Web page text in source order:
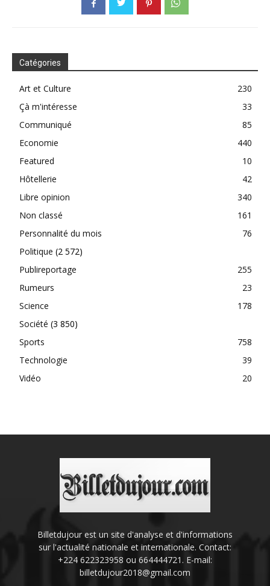
Catégories
Art et Culture
230
Çà m'intéresse
33
Communiqué
85
Economie
440
Featured
10
Hôtellerie
42
Libre opinion
340
Non classé
161
Personnalité du mois
76
Politique (2 572)
Publireportage
255
Rumeurs
23
Science
178
Société (3 850)
Sports
758
Technologie
39
Vidéo
20
Billetdujour est un site d'analyse et d'informations
sur l'actualité nationale et internationale. Contact:
+224 622323958 ou 664444721. E-mail:
billetdujour2018@gmail.com